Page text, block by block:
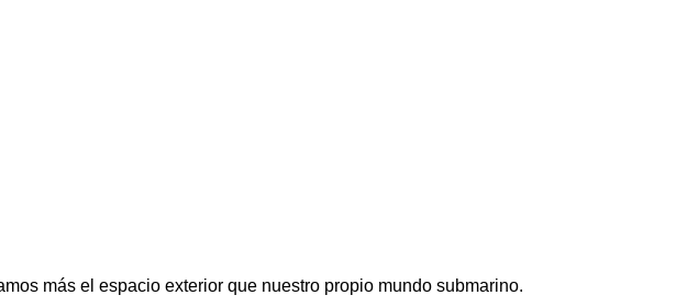
más el espacio exterior que nuestro propio mundo submarino.